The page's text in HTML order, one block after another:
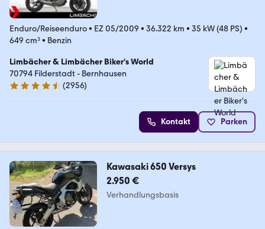
Enduro/Reiseenduro• EZ 05/2009 • 36.322 km • 35 kW (48 PS) •
649 cm³• Benzin
Limbächer & Limbächer Biker's World
70794 Filderstadt - Bernhausen
4.7 Sterne
(2956)
Kontakt Parken
Kawasaki 650 Versys
2.950 €
Verhandlungsbasis